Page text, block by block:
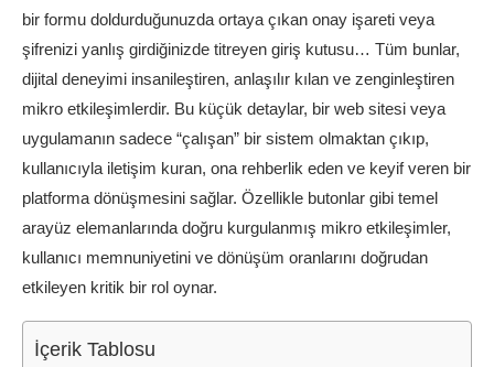
bir formu doldurduğunuzda ortaya çıkan onay işareti veya
şifrenizi yanlış girdiğinizde titreyen giriş kutusu… Tüm bunlar,
dijital deneyimi insanileştiren, anlaşılır kılan ve zenginleştiren
mikro etkileşimlerdir. Bu küçük detaylar, bir web sitesi veya
uygulamanın sadece “çalışan” bir sistem olmaktan çıkıp,
kullanıcıyla iletişim kuran, ona rehberlik eden ve keyif veren bir
platforma dönüşmesini sağlar. Özellikle butonlar gibi temel
arayüz elemanlarında doğru kurgulanmış mikro etkileşimler,
kullanıcı memnuniyetini ve dönüşüm oranlarını doğrudan
etkileyen kritik bir rol oynar.
İçerik Tablosu